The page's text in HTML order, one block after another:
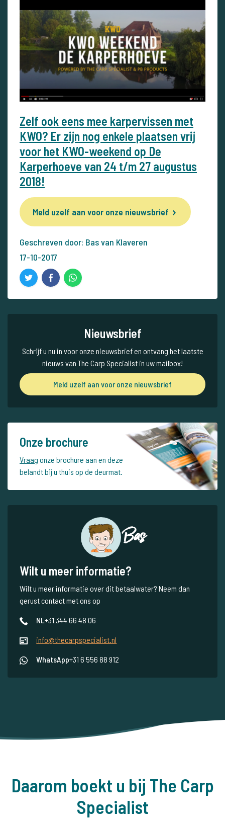
Zelf ook eens mee karpervissen met
KWO? Er zijn nog enkele plaatsen vrij
voor het KWO-weekend op De
Karperhoeve van 24 t/m 27 augustus
2018!
Meld uzelf aan voor onze nieuwsbrief
Geschreven door: Bas van Klaveren
17-10-2017
Nieuwsbrief
Schrijf u nu in voor onze nieuwsbrief en ontvang het laatste
nieuws van The Carp Specialist in uw mailbox!
Meld uzelf aan voor onze nieuwsbrief
Onze brochure
Vraag onze brochure aan en deze
belandt bij u thuis op de deurmat.
Bas
Wilt u meer informatie?
Wilt u meer informatie over dit betaalwater? Neem dan
gerust contact met ons op
NL+31 344 66 48 06
info@thecarpspecialist.nl
WhatsApp+31 6 556 88 912
Daarom boekt u bij The Carp
Specialist